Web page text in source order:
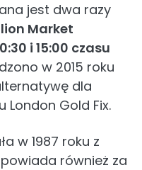
jest dwa razy
Market
i 15:00 czasu
w 2015 roku
dla
Gold Fix.
w 1987 roku z
również za